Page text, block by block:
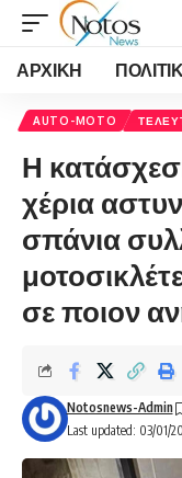
ΑΡΧΙΚΗ
AUTO-MOTO
Η
χέρια
σπάνια
σε ποιον
Last updated: 03/01/
Notosnews-Admin